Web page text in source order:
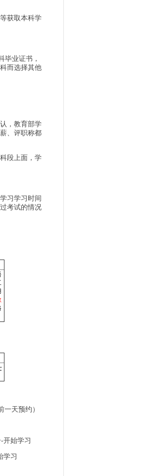
获取本科学
毕业证书，
而选择其他
，教育部学
、评职称都
段上面，学
习学习时间
考试的情况
天预约）
开始学习
学习